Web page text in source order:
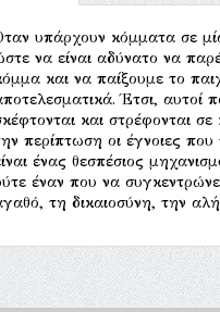
υπάρχουν κόμματα σε
να είναι αδύνατο να
και να παίξουμε το
Έτσι, αυτοί
και στρέφονται
περίπτωση οι έγνοιες
ένας θεσπέσιος
έναν που να
τη δικαιοσύνη, την